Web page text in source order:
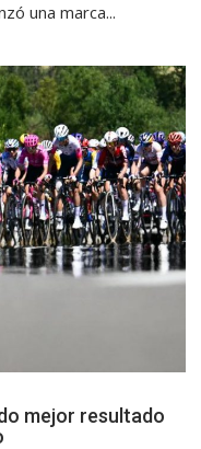
una marca...
mejor resultado